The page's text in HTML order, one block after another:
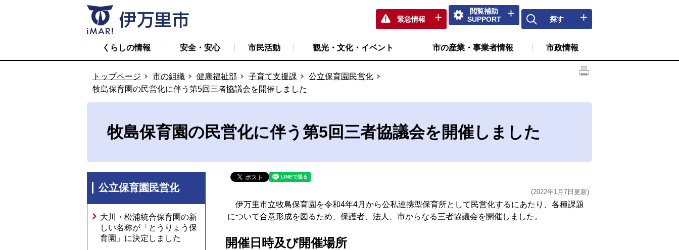
緊急情報
閲覧補助
SUPPORT
探す
くらしの情報 安全・安心 市民活動 観光・文化・イベント 市の産業・事業者情報 市政情報
トップページ 市の組織 健康福祉部 子育て支援課
公立保育園民営化
牧島保育園の民営化に伴う第5回三者協議会を開催しました
牧島保育園の民営化に伴う第5回三者協議会を開催しました
公立保育園民営化
大川・松浦統合保育園の新
しい名称が「とうりょう保
育園」に決定しました
(2022年1月7日更新)
伊万里市立牧島保育園を令和4年4月から公私連携型保育所として民営化するにあたり、各種課題
について合意形成を図るため、保護者、法人、市からなる三者協議会を開催しました。
開催日時及び開催場所